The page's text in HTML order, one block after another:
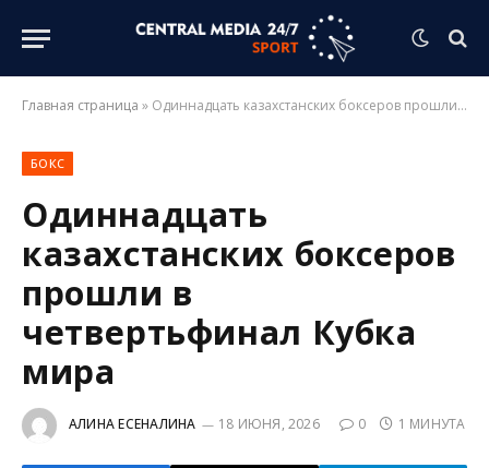
Главная страница » Одиннадцать казахстанских боксеров прошли в четвертьфинал Кубка мира
БОКС
Одиннадцать
казахстанских боксеров
прошли в
четвертьфинал Кубка
мира
АЛИНА ЕСЕНАЛИНА 18 ИЮНЯ, 2026 0 1 МИНУТА